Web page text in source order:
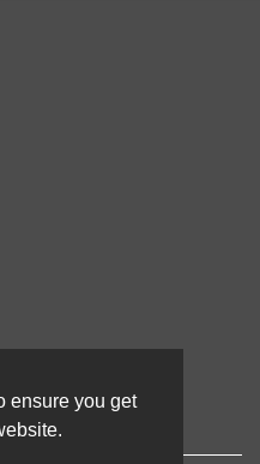
ensure you get